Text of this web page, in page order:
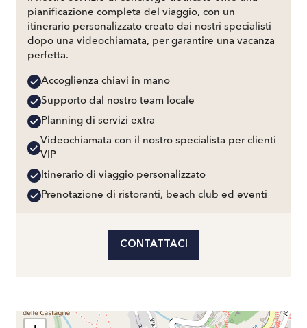
pianificazione completa del viaggio, con un
itinerario personalizzato creato dai nostri specialisti
dopo una videochiamata, per garantire una vacanza
perfetta.
Accoglienza chiavi in mano
Supporto dal nostro team locale
Planning di servizi extra
Videochiamata con il nostro specialista per clienti
VIP
Itinerario di viaggio personalizzato
Prenotazione di ristoranti, beach club ed eventi
CONTATTACI